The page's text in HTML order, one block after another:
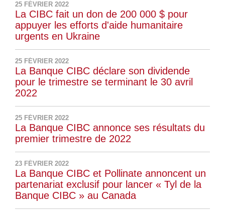
25 FÉVRIER 2022
La CIBC fait un don de 200 000 $ pour
appuyer les efforts d'aide humanitaire
urgents en Ukraine
25 FÉVRIER 2022
La Banque CIBC déclare son dividende
pour le trimestre se terminant le 30 avril
2022
25 FÉVRIER 2022
La Banque CIBC annonce ses résultats du
premier trimestre de 2022
23 FÉVRIER 2022
La Banque CIBC et Pollinate annoncent un
partenariat exclusif pour lancer « Tyl de la
Banque CIBC » au Canada